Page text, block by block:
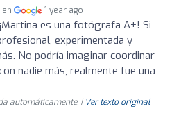
en 1 year ago
¡Martina es una fotógrafa A+! Si
experimentada y
No podría imaginar coordinar
nadie más, realmente fue una
automáticamente. | Ver texto original